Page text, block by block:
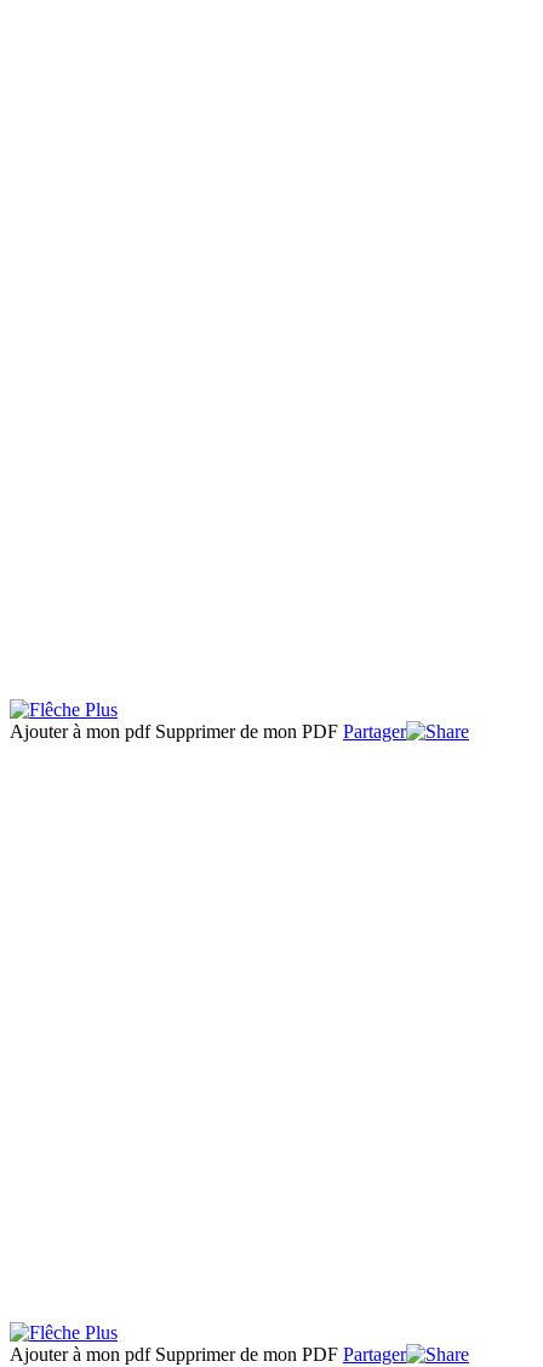
Ajouter à mon pdf Supprimer de mon PDF Partager
Ajouter à mon pdf Supprimer de mon PDF Partager